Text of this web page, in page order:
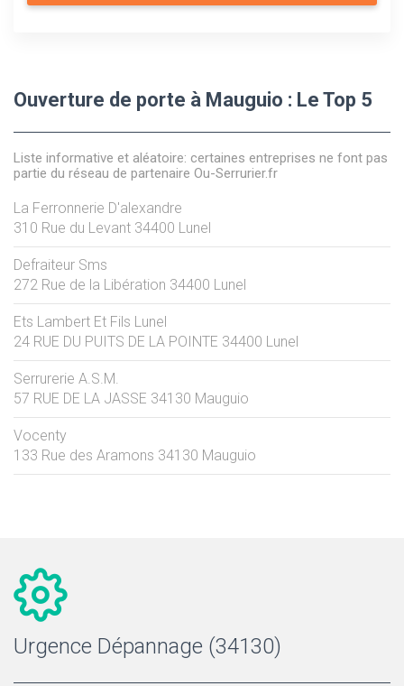
Ouverture de porte à Mauguio : Le Top 5
Liste informative et aléatoire: certaines entreprises ne font pas
partie du réseau de partenaire Ou-Serrurier.fr
La Ferronnerie D'alexandre
310 Rue du Levant 34400 Lunel
Defraiteur Sms
272 Rue de la Libération 34400 Lunel
Ets Lambert Et Fils Lunel
24 RUE DU PUITS DE LA POINTE 34400 Lunel
Serrurerie A.S.M.
57 RUE DE LA JASSE 34130 Mauguio
Vocenty
133 Rue des Aramons 34130 Mauguio
Urgence Dépannage (34130)